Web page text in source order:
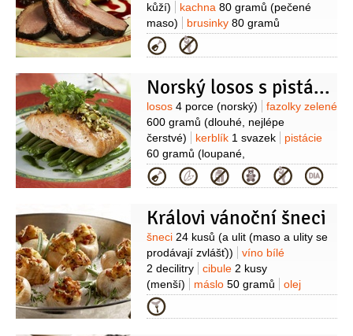
kůží)
kachna 80 gramů (pečené
maso)
brusinky 80 gramů
(sterilované)
0,4 decilitru
sójová omáčka
opečení)
skořice(mletá)
Kategorie
Norský losos s pistáciovou krustou
Suroviny
losos 4 porce (norský)
fazolky zelené
600 gramů (dlouhé, nejlépe
čerstvé)
kerblík 1 svazek
pistácie
60 gramů (loupané,
nasekané)
limetková kůra1/2
lžíce
(nastrouhaná)
olej olivový
pepř
Kategorie
Královi vánoční šneci
Suroviny
šneci 24 kusů (a ulit (maso a ulity se
prodávají zvlášť))
víno bílé
2 decilitry
cibule 2 kusy
(menší)
máslo 50 gramů
olej
olivový
5 stroužků
tymián
Kategorie